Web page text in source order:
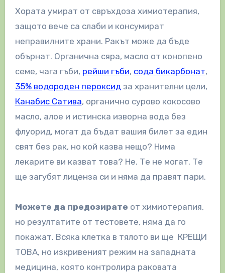
Хората умират от свръхдоза химиотерапия,
защото вече са слаби и консумират
неправилните храни. Ракът може да бъде
обърнат. Органична сяра, масло от конопено
семе, чага гъби, рейши гъби, сода бикарбонат,
35% водороден пероксидза хранителни цели,
Канабис Сатива, органично сурово кокосово
масло, алое и истинска изворна вода без
флуорид, могат да бъдат вашия билет за един
свят без рак, но кой казва нещо? Нима
лекарите ви казват това? Не. Те не могат. Те
ще загубят лиценза си и няма да правят пари.
Можете да предозирате от химиотерапия,
но резултатите от тестовете, няма да го
покажат. Всяка клетка в тялото ви ще КРЕЩИ
ТОВА, но изкривеният режим на западната
медицина, която контролира раковата